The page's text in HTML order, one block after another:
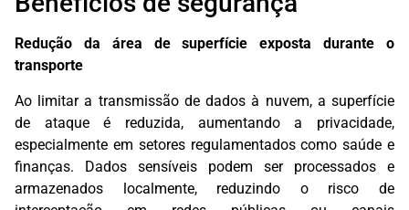
Redução da área de superfície exposta durante o
transporte
Ao limitar a transmissão de dados à nuvem, a superfície
de ataque é reduzida, aumentando a privacidade,
especialmente em setores regulamentados como saúde e
finanças. Dados sensíveis podem ser processados ​​e
armazenados localmente, reduzindo o risco de